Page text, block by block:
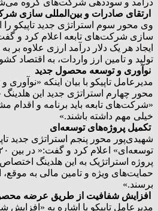
درآمد و سوددهی شرکت‌های گروه
ارتقای صادرات و بین‌المللی‌ سازی
وی محور سوم استراتژی جدید تاپیکو را
سازی شرکت‌های تابعه اعلام کرد و
ایجاد هر یک دلار درآمد ارزی علاوه
تولید و تامین ارز واردات، به اقتصاد
نوآوری و توسعه محصول جدید
مدیرعامل تاپیکو با بیان اینکه
محور چهارم استراتژی جدید این
«شرکت‌های تابعه باید برنامه و
خیلی مهم داشته باشند.»
تکمیل پروژه‌های توسعه‌ای
شهیدی‌پور محور پنجم استراتژی جدید
پروژه استراتژیک به این هلدینگ اختصاص
حمایت‌های ویژه و تامین مالی به موقع،
برسند.»
افزایش شفافیت از طریق عرضه
مدیرعامل تاپیکو با اشاره به